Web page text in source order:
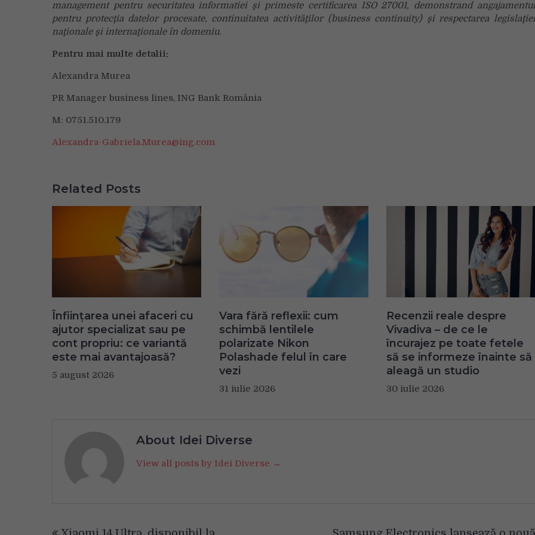
management pentru securitatea informatiei şi primeste certificarea ISO 27001, demonstrand angajamentul
pentru protecţia datelor procesate, continuitatea activităţilor (business continuity) şi respectarea legislaţiei
naţionale şi internaţionale în domeniu.
Pentru mai multe detalii:
Alexandra Murea
PR Manager business lines, ING Bank România
M: 0751.510.179
Alexandra-Gabriela.Murea@ing.com
Related Posts
Înființarea unei afaceri cu
ajutor specializat sau pe
cont propriu: ce variantă
este mai avantajoasă?
5 august 2026
Vara fără reflexii: cum
schimbă lentilele
polarizate Nikon
Polashade felul în care
vezi
31 iulie 2026
Recenzii reale despre
Vivadiva – de ce le
încurajez pe toate fetele
să se informeze înainte să
aleagă un studio
30 iulie 2026
About Idei Diverse
View all posts by Idei Diverse →